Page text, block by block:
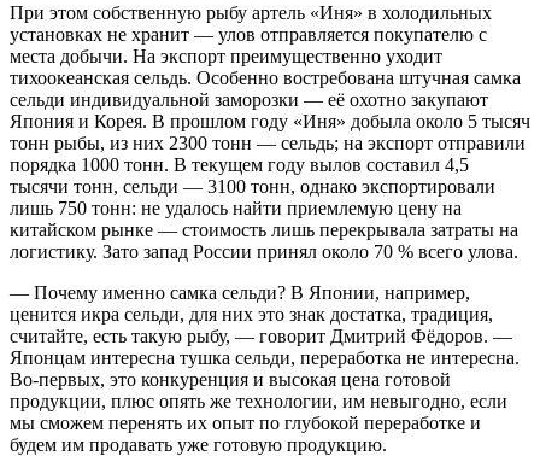
При этом собственную рыбу артель «Иня» в холодильных
установках не хранит — улов отправляется покупателю с
места добычи. На экспорт преимущественно уходит
тихоокеанская сельдь. Особенно востребована штучная самка
сельди индивидуальной заморозки — её охотно закупают
Япония и Корея. В прошлом году «Иня» добыла около 5 тысяч
тонн рыбы, из них 2300 тонн — сельдь; на экспорт отправили
порядка 1000 тонн. В текущем году вылов составил 4,5
тысячи тонн, сельди — 3100 тонн, однако экспортировали
лишь 750 тонн: не удалось найти приемлемую цену на
китайском рынке — стоимость лишь перекрывала затраты на
логистику. Зато запад России принял около 70 % всего улова.
— Почему именно самка сельди? В Японии, например,
ценится икра сельди, для них это знак достатка, традиция,
считайте, есть такую рыбу, — говорит Дмитрий Фёдоров. —
Японцам интересна тушка сельди, переработка не интересна.
Во-первых, это конкуренция и высокая цена готовой
продукции, плюс опять же технологии, им невыгодно, если
мы сможем перенять их опыт по глубокой переработке и
будем им продавать уже готовую продукцию.